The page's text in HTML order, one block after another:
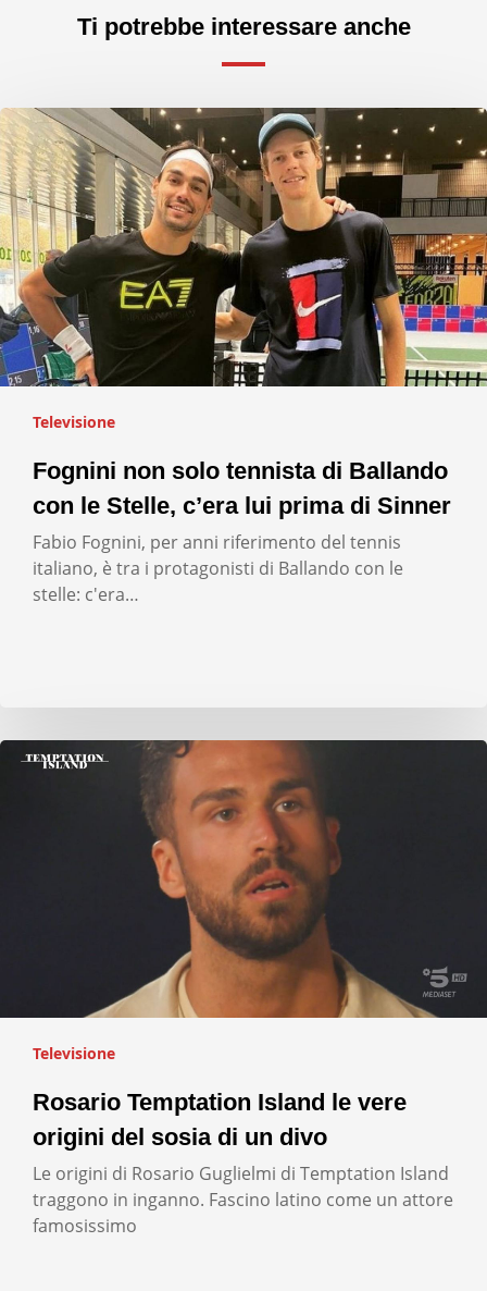
Ti potrebbe interessare anche
Televisione
Fognini non solo tennista di Ballando
con le Stelle, c’era lui prima di Sinner
Fabio Fognini, per anni riferimento del tennis
italiano, è tra i protagonisti di Ballando con le
stelle: c'era…
Televisione
Rosario Temptation Island le vere
origini del sosia di un divo
Le origini di Rosario Guglielmi di Temptation Island
traggono in inganno. Fascino latino come un attore
famosissimo